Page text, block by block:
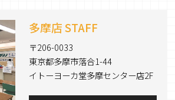
多摩店 STAFF
〒206-0033
東京都多摩市落合1-44
イトーヨーカ堂多摩センター店2F